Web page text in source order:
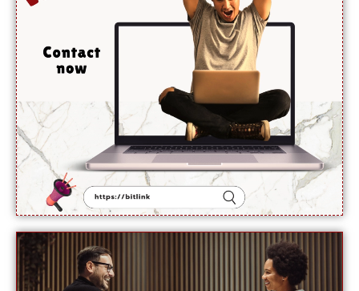
ترجمان یو
این